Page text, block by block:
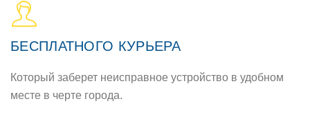
БЕСПЛАТНОГО КУРЬЕРА
Который заберет неисправное устройство в удобном
месте в черте города.